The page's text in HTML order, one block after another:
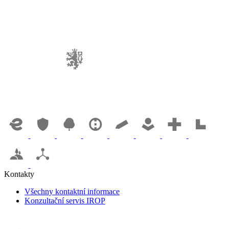
Kontakty
Všechny kontaktní informace
Konzultační servis IROP